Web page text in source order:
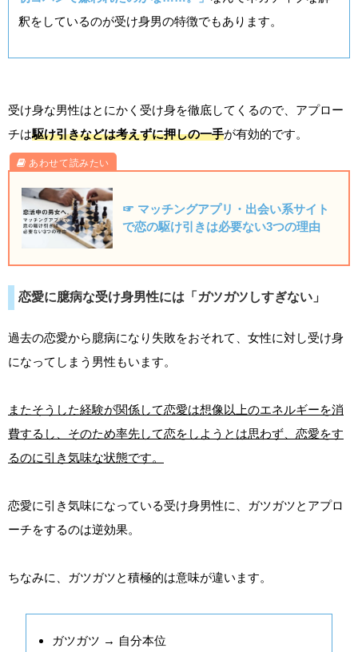
釈をしているのが受け身男の特徴でもあります。
受け身な男性はとにかく受け身を徹底してくるので、アプロー
チは駆け引きなどは考えずに押しの一手が有効的です。
☞ マッチングアプリ・出会い系サイト
で恋の駆け引きは必要ない3つの理由
恋愛に臆病な受け身男性には「ガツガツしすぎない」
過去の恋愛から臆病になり失敗をおそれて、女性に対し受け身
になってしまう男性もいます。
またそうした経験が関係して恋愛は想像以上のエネルギーを消
費するし、そのため率先して恋をしようとは思わず、恋愛をす
るのに引き気味な状態です。
恋愛に引き気味になっている受け身男性に、ガツガツとアプロ
ーチをするのは逆効果。
ちなみに、ガツガツと積極的は意味が違います。
ガツガツ → 自分本位